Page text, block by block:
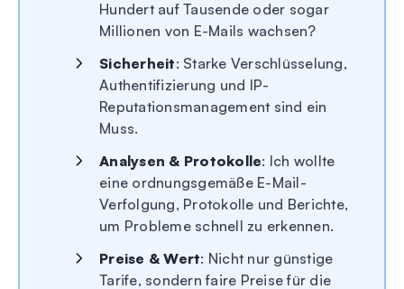
Hundert auf Tausende oder sogar
Millionen von E-Mails wachsen?
Sicherheit: Starke Verschlüsselung,
Authentifizierung und IP-
Reputationsmanagement sind ein
Muss.
Analysen & Protokolle: Ich wollte
eine ordnungsgemäße E-Mail-
Verfolgung, Protokolle und Berichte,
um Probleme schnell zu erkennen.
Preise & Wert: Nicht nur günstige
Tarife, sondern faire Preise für die